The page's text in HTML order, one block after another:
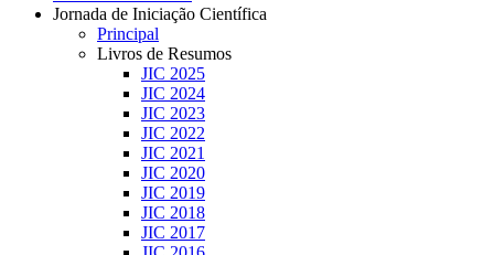
Jornada de Iniciação Científica
Principal
Livros de Resumos
JIC 2025
JIC 2024
JIC 2023
JIC 2022
JIC 2021
JIC 2020
JIC 2019
JIC 2018
JIC 2017